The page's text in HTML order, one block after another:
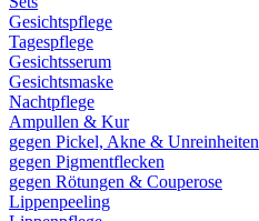
Gesichtspflege
Tagespflege
Gesichtsserum
Gesichtsmaske
Nachtpflege
Ampullen & Kur
gegen Pickel, Akne & Unreinheiten
gegen Pigmentflecken
gegen Rötungen & Couperose
Lippenpeeling